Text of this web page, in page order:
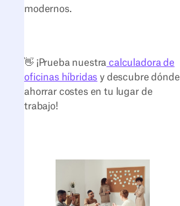
modernos.
👋 ¡Prueba nuestra calculadora de
oficinas híbridas y descubre dónde
ahorrar costes en tu lugar de
trabajo!